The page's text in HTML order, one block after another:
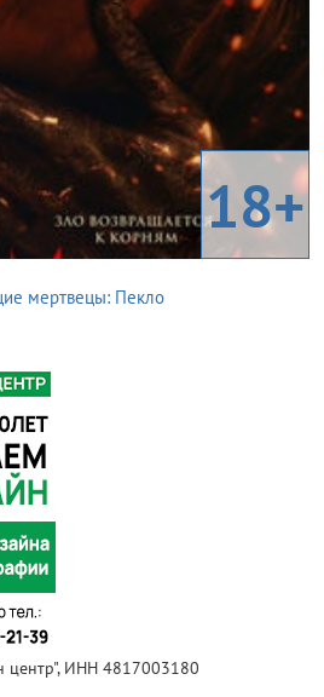
18+
мертвецы: Пекло
центр", ИНН 4817003180